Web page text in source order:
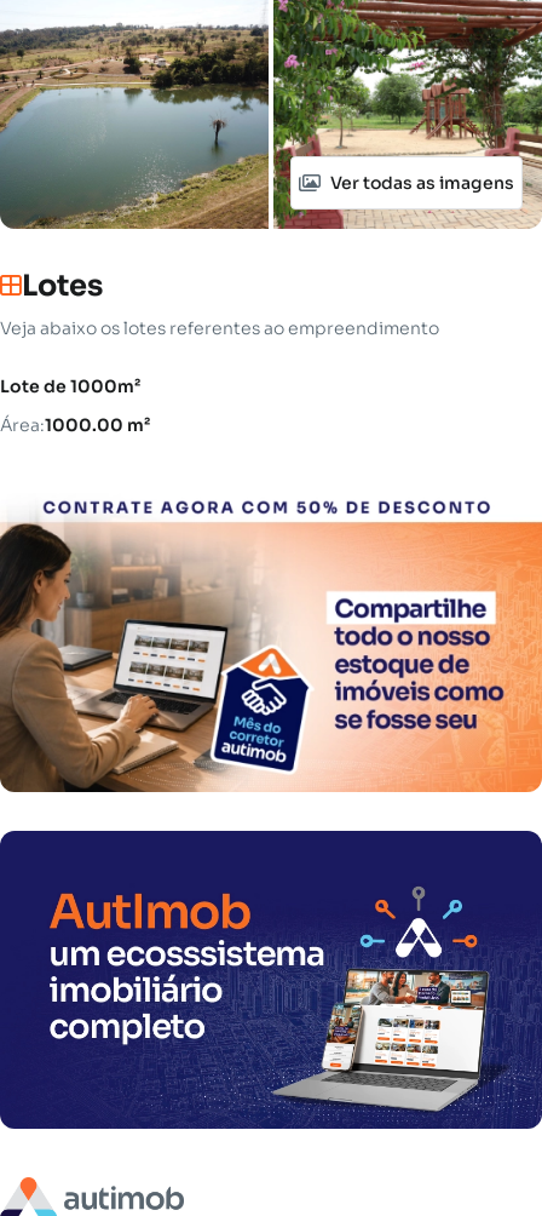
Ver todas as imagens
Lotes
Veja abaixo os lotes referentes ao empreendimento
Lote de 1000m²
Área:1000.00 m²